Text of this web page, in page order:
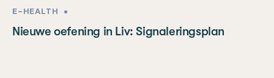
E-HEALTH •
Nieuwe oefening in Liv: Signaleringsplan